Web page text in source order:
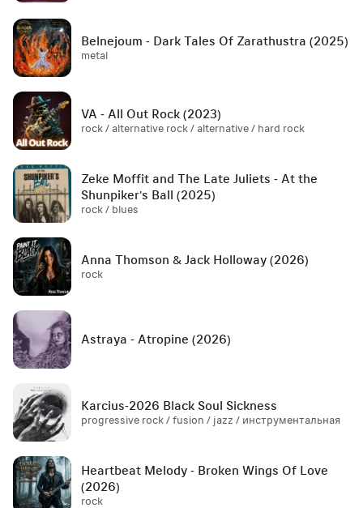
Belnejoum - Dark Tales Of Zarathustra (2025)
metal
VA - All Out Rock (2023)
rock / alternative rock / alternative / hard rock
Zeke Moffit and The Late Juliets - At the
Shunpiker's Ball (2025)
rock / blues
Anna Thomson & Jack Holloway (2026)
rock
Astraya - Atropine (2026)
Karcius-2026 Black Soul Sickness
progressive rock / fusion / jazz / инструментальная
Heartbeat Melody - Broken Wings Of Love
(2026)
rock